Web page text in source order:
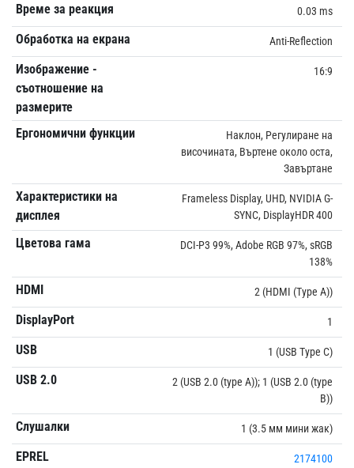
Време за реакция 0.03 ms
Обработка на екрана Anti-Reflection
Изображение -
съотношение на
размерите
16:9
Ергономични функции
Наклон, Регулиране на
височината, Въртене около оста,
Завъртане
Характеристики на
дисплея
Frameless Display, UHD, NVIDIA G-
SYNC, DisplayHDR 400
Цветова гама
DCI-P3 99%, Adobe RGB 97%, sRGB
138%
HDMI 2 (HDMI (Type A))
DisplayPort 1
USB 1 (USB Type C)
USB 2.0
2 (USB 2.0 (type A)); 1 (USB 2.0 (type
B))
Слушалки 1 (3.5 мм мини жак)
EPREL 2174100